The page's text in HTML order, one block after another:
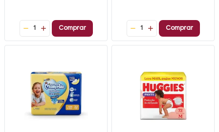
1 Comprar 1 Comprar